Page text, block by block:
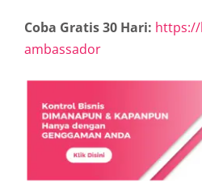
Coba Gratis 30 Hari:
ambassador